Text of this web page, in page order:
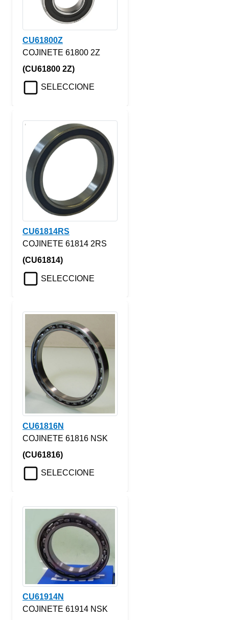
CU61800Z
COJINETE 61800 2Z
(CU61800 2Z)
SELECCIONE
CU61814RS
COJINETE 61814 2RS
(CU61814)
SELECCIONE
CU61816N
COJINETE 61816 NSK
(CU61816)
SELECCIONE
CU61914N
COJINETE 61914 NSK